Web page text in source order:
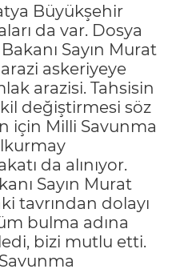
Büyükşehir
da var. Dosya
Sayın Murat
askeriyeye
arazisi. Tahsisin
değiştirmesi söz
için Milli Savunma
da alınıyor.
Sayın Murat
tavrından dolayı
bulma adına
bizi mutlu etti.